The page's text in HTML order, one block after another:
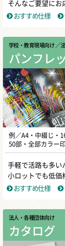
そんなご要望にお
おすすめ仕様
学校・教育現場向け ／
パンフレ
例／A4・中綴じ・
50部・全部カラー
手軽で活路も多い
小ロットでも低価
おすすめ仕様
法人・各種団体向け
カタログ